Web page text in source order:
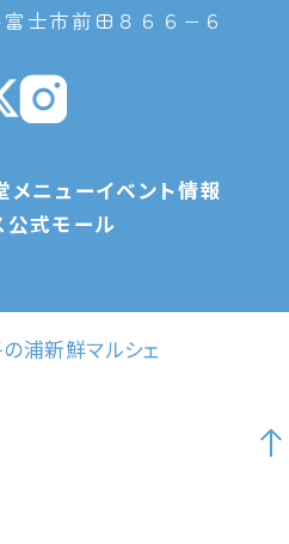
士市前田８６６−６
メニューイベント情報
公式モール
浦新鮮マルシェ